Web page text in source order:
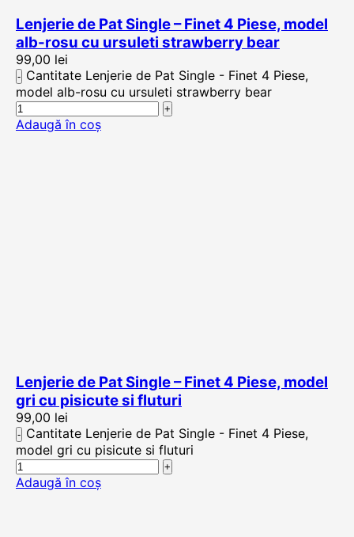
Lenjerie de Pat Single – Finet 4 Piese, model
alb-rosu cu ursuleti strawberry bear
99,00 lei
Cantitate Lenjerie de Pat Single - Finet 4 Piese,
model alb-rosu cu ursuleti strawberry bear
Adaugă în coș
Lenjerie de Pat Single – Finet 4 Piese, model
gri cu pisicute si fluturi
99,00 lei
Cantitate Lenjerie de Pat Single - Finet 4 Piese,
model gri cu pisicute si fluturi
Adaugă în coș